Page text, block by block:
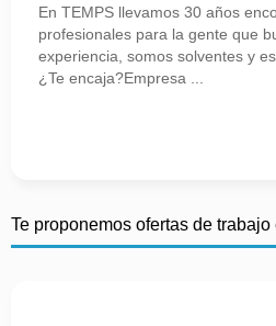
En TEMPS llevamos 30 años
profesionales para la gente que
experiencia, somos solventes y
¿Te encaja?Empresa ...
Te proponemos ofertas de trabajo